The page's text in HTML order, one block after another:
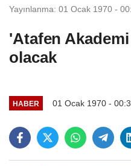
Yayınlanma: 01 Ocak 1970 -
'Atafen
olacak
HABER 01 Ocak 1970 -